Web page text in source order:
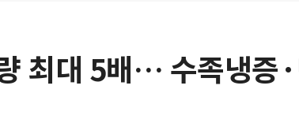
최대 5배… 수족냉증